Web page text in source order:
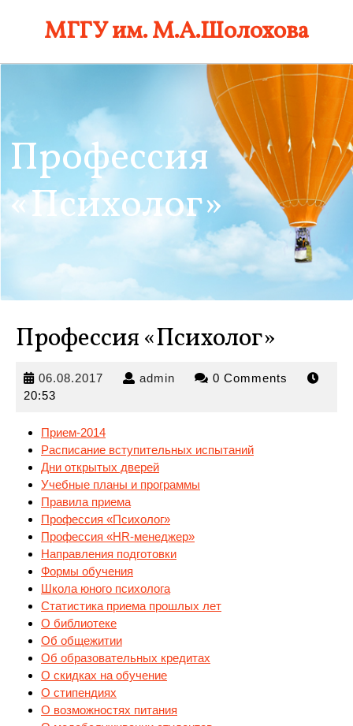
МГГУ им. М.А.Шолохова
Профессия
«Психолог»
Профессия «Психолог»
06.08.2017 06.08.2017
admin admin 0 Comments
20:53
Прием-2014
Расписание вступительных испытаний
Дни открытых дверей
Учебные планы и программы
Правила приема
Профессия «Психолог»
Профессия «HR-менеджер»
Направления подготовки
Формы обучения
Школа юного психолога
Статистика приема прошлых лет
О библиотеке
Об общежитии
Об образовательных кредитах
О скидках на обучение
О стипендиях
О возможностях питания